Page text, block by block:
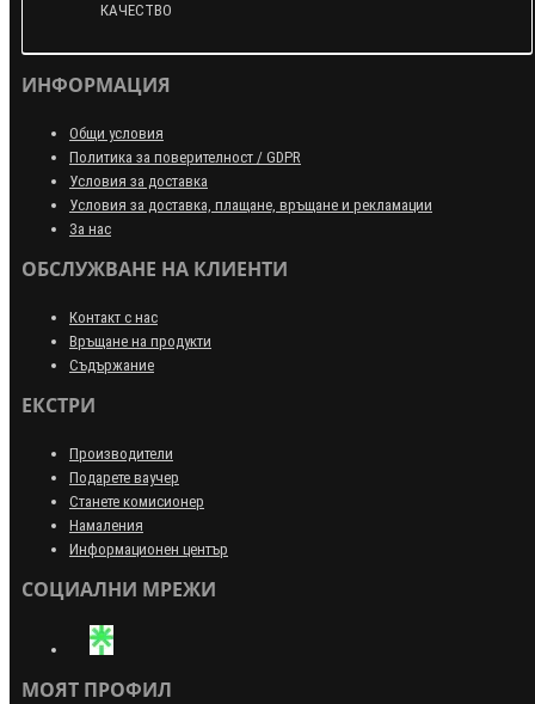
КАЧЕСТВО
ИНФОРМАЦИЯ
Общи условия
Политика за поверителност / GDPR
Условия за доставка
Условия за доставка, плащане, връщане и рекламации
За нас
ОБСЛУЖВАНЕ НА КЛИЕНТИ
Контакт с нас
Връщане на продукти
Съдържание
ЕКСТРИ
Производители
Подарете ваучер
Станете комисионер
Намаления
Информационен център
СОЦИАЛНИ МРЕЖИ
МОЯТ ПРОФИЛ